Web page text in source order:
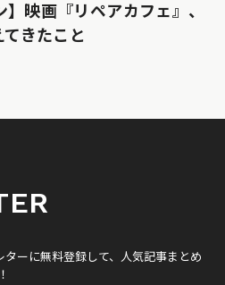
】映画『リペアカフェ』、
きたこと
ーに無料登録して、人気記事まとめ